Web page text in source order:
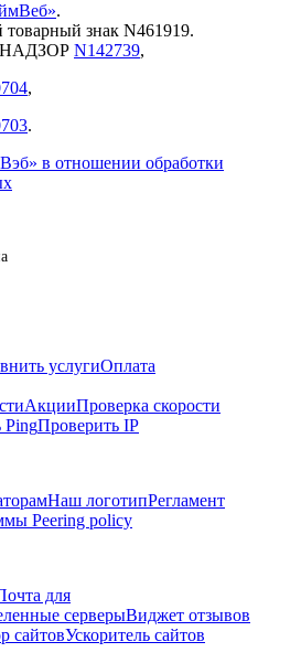
.
товарный знак N461919.
N142739,
,
.
в отношении обработки
услугиОплата
АкцииПроверка скорости
PingПроверить IP
Наш логотипРегламент
Peering policy
для
серверыВиджет отзывов
сайтовУскоритель сайтов